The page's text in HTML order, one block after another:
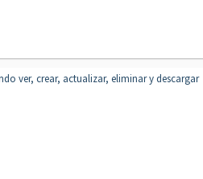
ver, crear, actualizar, eliminar y descargar